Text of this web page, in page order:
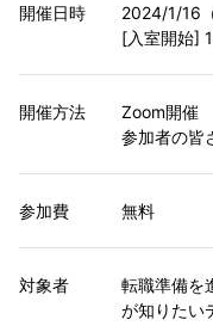
開催日時
2024/1/16
[入室開始]
開催方法
Zoom開催
参加者の皆
参加費 無料
対象者
転職準備を
が知りたい